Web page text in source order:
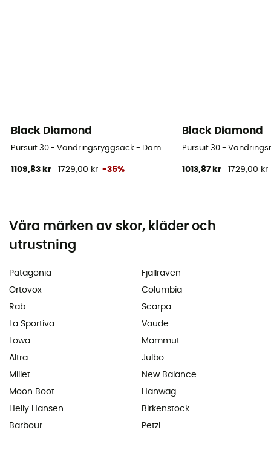
Black Diamond
Pursuit 30 - Vandringsryggsäck - Dam
1109,83 kr 1729,00 kr -35%
Black Diamond
Pursuit 30 -
1013,87 kr 1729,00 kr
Våra märken av skor, kläder och
utrustning
Patagonia
Ortovox
Rab
La Sportiva
Lowa
Altra
Millet
Moon Boot
Helly Hansen
Barbour
Fjällräven
Columbia
Scarpa
Vaude
Mammut
Julbo
New Balance
Hanwag
Birkenstock
Petzl